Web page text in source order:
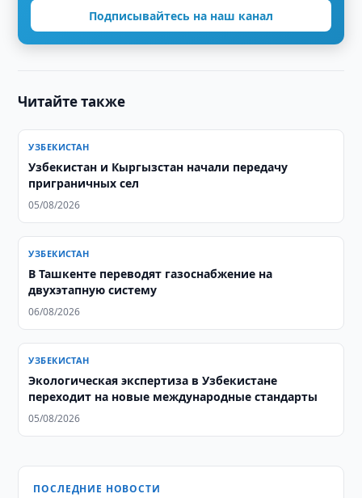
Подписывайтесь на наш канал
Читайте также
УЗБЕКИСТАН
Узбекистан и Кыргызстан начали передачу
приграничных сел
05/08/2026
УЗБЕКИСТАН
В Ташкенте переводят газоснабжение на
двухэтапную систему
06/08/2026
УЗБЕКИСТАН
Экологическая экспертиза в Узбекистане
переходит на новые международные стандарты
05/08/2026
ПОСЛЕДНИЕ НОВОСТИ